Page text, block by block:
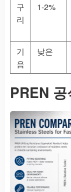
구
리
1-2%
기
음
낮은
PREN